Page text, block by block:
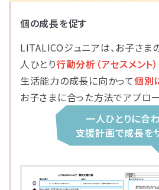
個の成長を促す
LITALICOジュニアは、お子さま
人ひとり行動分析（アセスメント）
生活能力の成長に向かって個別
お子さまに合った方法でアプロー
一人ひとりに合
支援計画で成長を
茨城エリアの
つくば市
児童発達支援
LITALICOジュニア つくば桜教室
児童発達支援
埼玉エリアの
さいたま市浦
朝霞市
さいたま市見
千葉エリアの
船橋市
浦安市
八千代市
東京エリアの
武蔵野市
豊島区
世田谷区
新宿区
神奈川エリアの
川崎市川崎
横浜市港北
横浜市戸塚
相模原市中
愛知エリアの
名古屋市名
名古屋市北
名古屋市千種
名古屋市緑
静岡エリアの
静岡市駿河
児童発達支援
LITALICOジュニア 東静岡駅前
児童発達支援
三重エリアの
四日市市
放課後等デイサービス
LITALICOジュニア 四日市教室
児童発達支援
大阪エリアの
寝屋川市
大阪市住之
堺市北区
高槻市
兵庫エリアの
神戸市東灘
神戸市垂水
神戸市長田
姫路市
京都エリアの
京都市下京
京都市東山
奈良エリアの
奈良市
北葛城郡王
宮城エリアの
仙台市太白
児童発達支援
LITALICOジュニア 仙台富沢教室
仙台市青葉
広島エリアの
広島市中区
児童発達支援
LITALICOジュニア 舟入町教室
広島市南区
福岡エリアの
北九州市
福岡市城南
福岡市早良
福岡市西区